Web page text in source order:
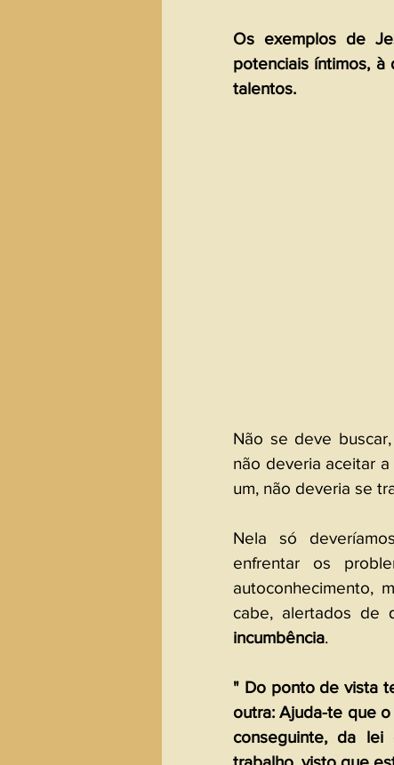
Os exemplos de
potenciais íntimos,
talentos.
Não se deve
não deveria aceitar
um, não deveria se
Nela só
enfrentar os
autoconhecimento,
cabe, alertados de
incumbência.
" Do ponto de vista
outra: Ajuda-te que
conseguinte, da